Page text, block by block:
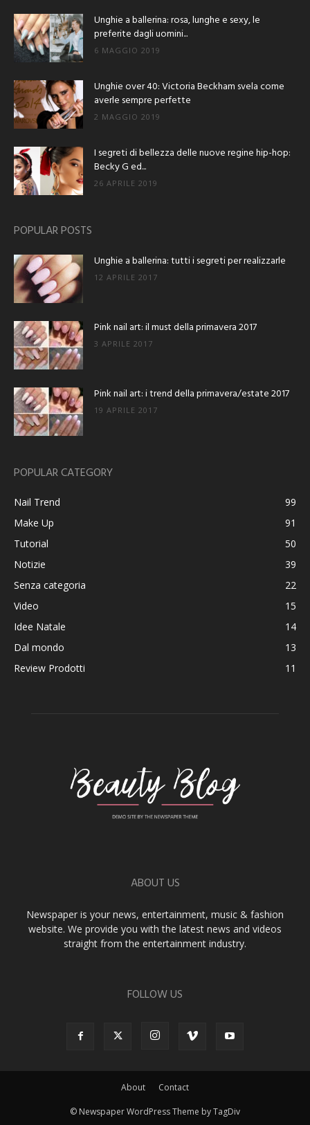
Unghie a ballerina: rosa, lunghe e sexy, le
preferite dagli uomini...
6 MAGGIO 2019
Unghie over 40: Victoria Beckham svela come
averle sempre perfette
2 MAGGIO 2019
I segreti di bellezza delle nuove regine hip-hop:
Becky G ed...
26 APRILE 2019
POPULAR POSTS
Unghie a ballerina: tutti i segreti per realizzarle
12 APRILE 2017
Pink nail art: il must della primavera 2017
3 APRILE 2017
Pink nail art: i trend della primavera/estate 2017
19 APRILE 2017
POPULAR CATEGORY
Nail Trend
99
Make Up
91
Tutorial
50
Notizie
39
Senza categoria
22
Video
15
Idee Natale
14
Dal mondo
13
Review Prodotti
11
ABOUT US
Newspaper is your news, entertainment, music & fashion
website. We provide you with the latest news and videos
straight from the entertainment industry.
FOLLOW US
About Contact
© Newspaper WordPress Theme by TagDiv